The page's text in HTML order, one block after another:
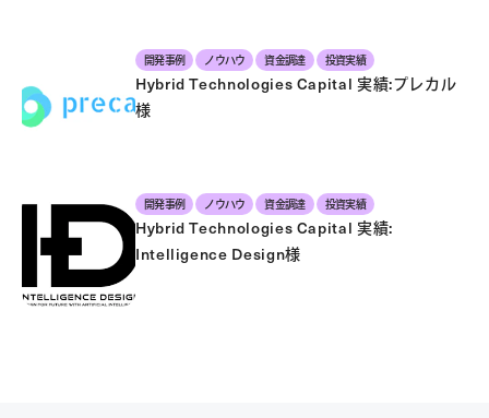
開発事例 ノウハウ 資金調達 投資実績
Hybrid Technologies Capital 実績:プレカル
様
開発事例 ノウハウ 資金調達 投資実績
Hybrid Technologies Capital 実績:
Intelligence Design様